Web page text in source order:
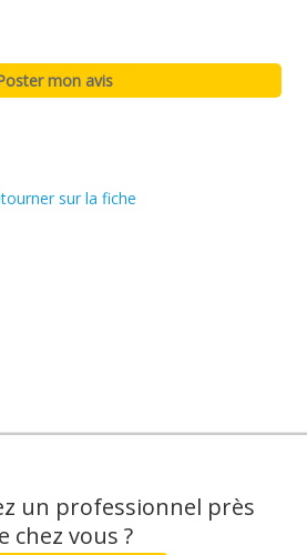
sur la fiche
un professionnel près